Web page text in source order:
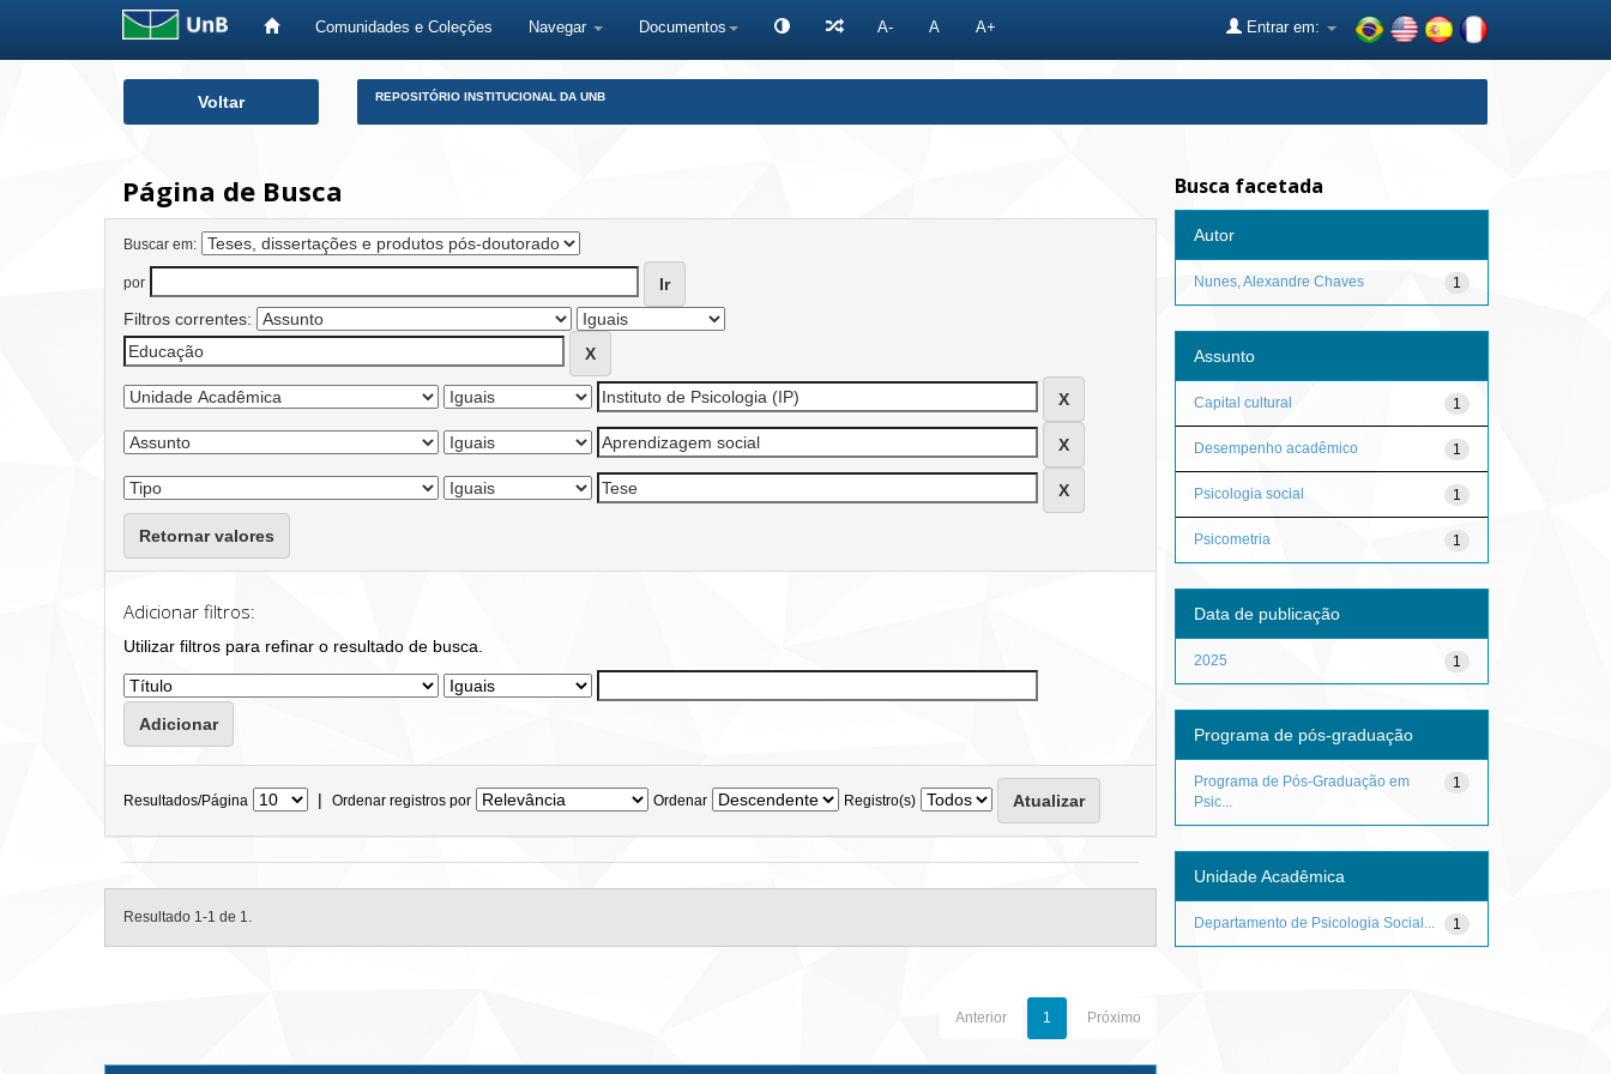
Comunidades e Coleções Navegar Documentos A- A A+ Entrar em:
Voltar REPOSITÓRIO INSTITUCIONAL DA UNB
Página de Busca
Buscar em:
por
Filtros correntes:
Retornar valores
Adicionar filtros:
Utilizar filtros para refinar o resultado de busca.
Resultados/Página | Ordenar registros por Ordenar Registro(s)
Resultado 1-1 de 1.
Anterior 1 Próximo
Busca facetada
Autor
1
Nunes, Alexandre Chaves
Assunto
1
Capital cultural
1
Desempenho acadêmico
1
Psicologia social
1
Psicometria
Data de publicação
1
2025
Programa de pós-graduação
1
Programa de Pós-Graduação em
Psic...
Unidade Acadêmica
1
Departamento de Psicologia Social...